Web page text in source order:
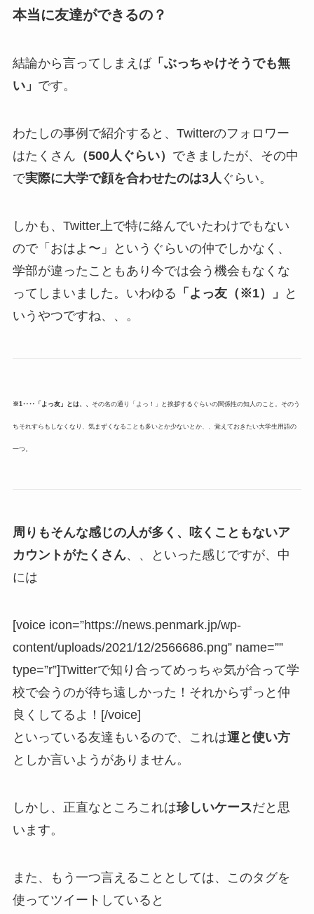
本当に友達ができるの？
結論から言ってしまえば「ぶっちゃけそうでも無
い」 です。
わたしの事例で紹介すると、Twitterのフォロワー
はたくさん （500人ぐらい） できましたが、その中
で実際に大学で顔を合わせたのは3人 ぐらい。
しかも、Twitter上で特に絡んでいたわけでもない
ので「おはよ〜」というぐらいの仲でしかなく、
学部が違ったこともあり今では会う機会もなくな
ってしまいました。いわゆる 「よっ友（※1）」
と
いうやつですね、、。
※1‥‥「よっ友」とは、、 その名の通り「よっ！」と挨拶するぐらいの関係性の知人のこと。そのう
ちそれすらもしなくなり、気まずくなることも多いとか少ないとか、、覚えておきたい大学生用語の
一つ。
周りもそんな感じの人が多く、呟くこともないア
カウントがたくさん、、といった感じですが、中
には
[voice icon=”https://news.penmark.jp/wp-
content/uploads/2021/12/2566686.png” name=””
type=”r”]Twitterで知り合ってめっちゃ気が合って学
校で会うのが待ち遠しかった！それからずっと仲
良くしてるよ！[/voice]
といっている友達もいるので、これは運と使い方
としか言いようがありません。
しかし、正直なところこれは珍しいケースだと思
います。
また、もう一つ言えることとしては、このタグを
使ってツイートしていると